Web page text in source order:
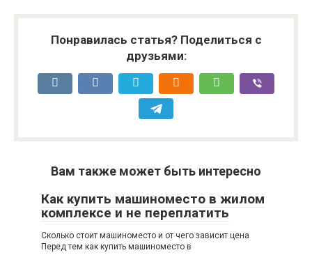
Понравилась статья? Поделиться с
друзьями:
Вам также может быть интересно
Как купить машиноместо в жилом
комплексе и не переплатить
Сколько стоит машиноместо и от чего зависит цена
Перед тем как купить машиноместо в